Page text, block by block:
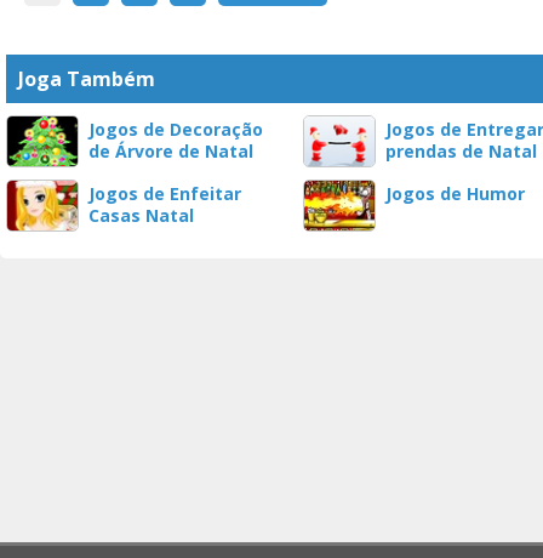
Joga Também
Jogos de Decoração
de Árvore de Natal
Jogos de Entregar
prendas de Natal
Jogos de Enfeitar
Casas Natal
Jogos de Humor